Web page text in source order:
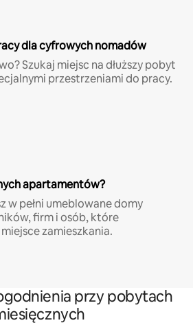
dla cyfrowych nomadów
Szukaj miejsc na dłuższy pobyt
przestrzeniami do pracy.
apartamentów?
w pełni umeblowane domy
firm i osób, które
zamieszkania.
przy pobytach